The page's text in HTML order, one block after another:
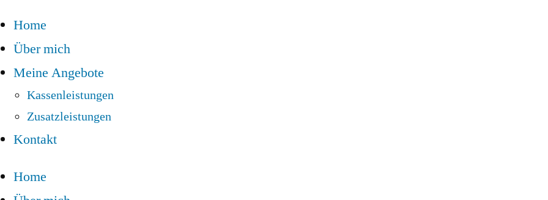
Home
Über mich
Meine Angebote
Kassenleistungen
Zusatzleistungen
Kontakt
Home